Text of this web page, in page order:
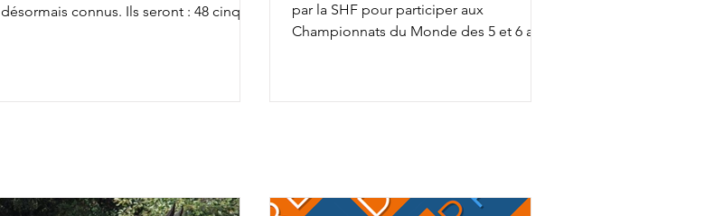
désormais connus. Ils seront : 48 cinq
par la SHF pour participer aux
Championnats du Monde des 5 et 6 ans
Chalvignac et Jean Vesin prendront